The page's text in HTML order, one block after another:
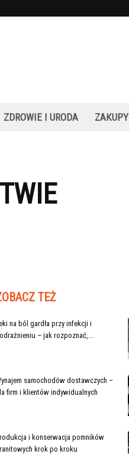
ZDROWIE I URODA ZAKUPY
TEŻ
na ból gardła przy infekcji i
– jak rozpoznać,...
samochodów dostawczych –
firm i klientów indywidualnych
i konserwacja pomników
krok po kroku